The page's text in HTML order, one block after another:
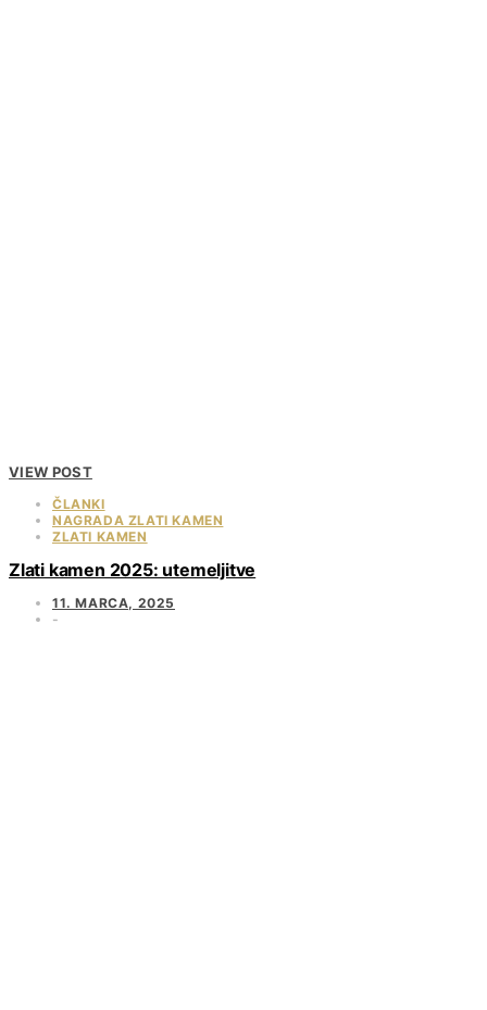
VIEW POST
ČLANKI
NAGRADA ZLATI KAMEN
ZLATI KAMEN
Zlati kamen 2025: utemeljitve
11. MARCA, 2025